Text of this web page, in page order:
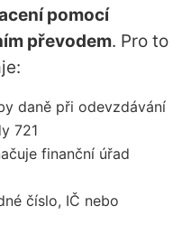
pomocí
převodem. Pro to
daně při odevzdávání
721
finanční úřad
číslo, IČ nebo